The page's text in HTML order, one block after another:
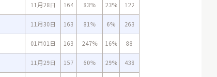
11月28日 164 83% 23% 122
11月30日 163 81% 6% 263
01月01日 163 247% 16% 88
11月29日 157 60% 29% 438